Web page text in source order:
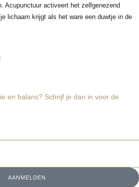
Acupunctuur activeert het zelfgenezend
lichaam krijgt als het ware een duwtje in de
en balans? Schrijf je dan in voor de
AANMELDEN